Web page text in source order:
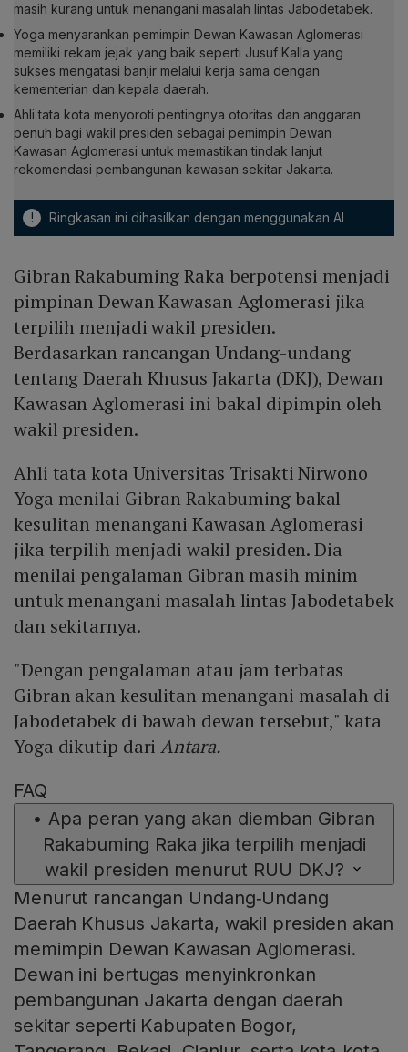
masih kurang untuk menangani masalah lintas Jabodetabek.
Yoga menyarankan pemimpin Dewan Kawasan Aglomerasi
memiliki rekam jejak yang baik seperti Jusuf Kalla yang
sukses mengatasi banjir melalui kerja sama dengan
kementerian dan kepala daerah.
Ahli tata kota menyoroti pentingnya otoritas dan anggaran
penuh bagi wakil presiden sebagai pemimpin Dewan
Kawasan Aglomerasi untuk memastikan tindak lanjut
rekomendasi pembangunan kawasan sekitar Jakarta.
! Ringkasan ini dihasilkan dengan menggunakan AI
Gibran Rakabuming Raka berpotensi menjadi
pimpinan Dewan Kawasan Aglomerasi jika
terpilih menjadi wakil presiden.
Berdasarkan rancangan Undang-undang
tentang Daerah Khusus Jakarta (DKJ), Dewan
Kawasan Aglomerasi ini bakal dipimpin oleh
wakil presiden.
Ahli tata kota Universitas Trisakti Nirwono
Yoga menilai Gibran Rakabuming bakal
kesulitan menangani Kawasan Aglomerasi
jika terpilih menjadi wakil presiden. Dia
menilai pengalaman Gibran masih minim
untuk menangani masalah lintas Jabodetabek
dan sekitarnya.
"Dengan pengalaman atau jam terbatas
Gibran akan kesulitan menangani masalah di
Jabodetabek di bawah dewan tersebut," kata
Yoga dikutip dariAntara.
FAQ
• Apa peran yang akan diemban Gibran
Rakabuming Raka jika terpilih menjadi
wakil presiden menurut RUU DKJ?
Menurut rancangan Undang‑Undang
Daerah Khusus Jakarta, wakil presiden akan
memimpin Dewan Kawasan Aglomerasi.
Dewan ini bertugas menyinkronkan
pembangunan Jakarta dengan daerah
sekitar seperti Kabupaten Bogor,